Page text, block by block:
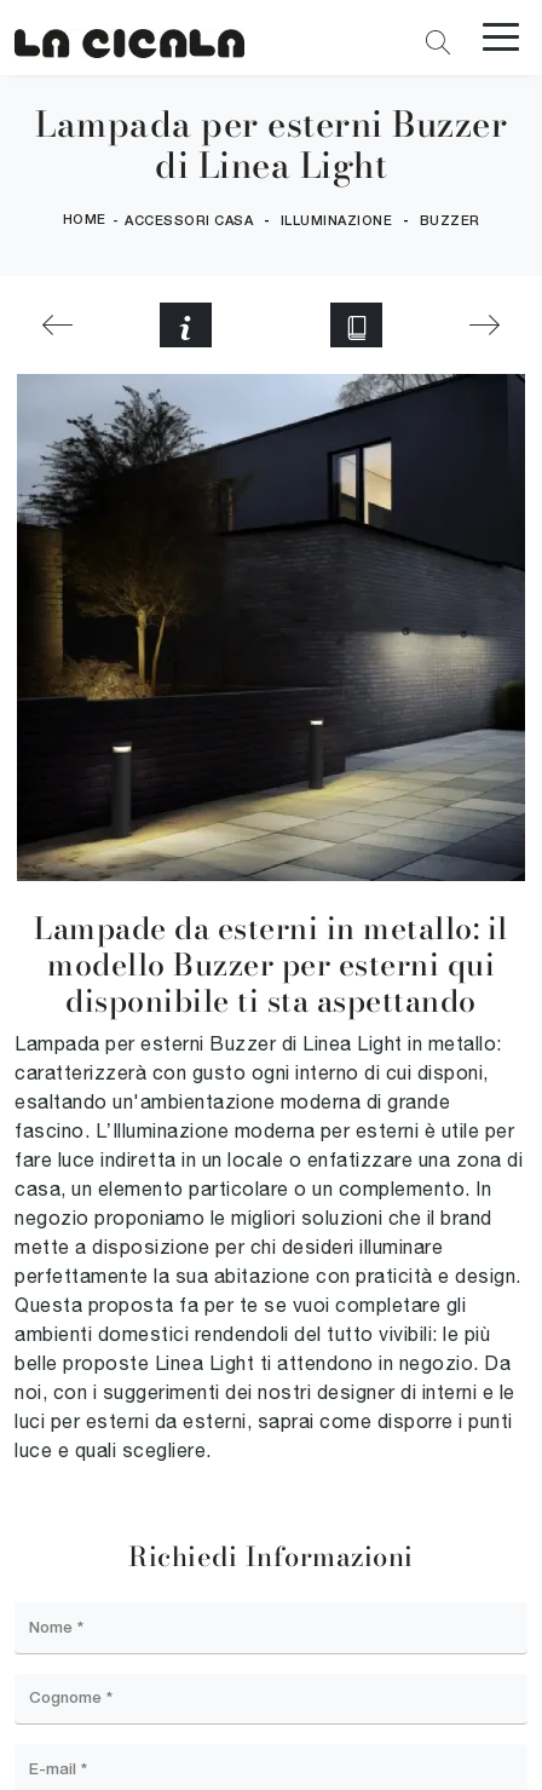
Lampada per esterni Buzzer
di Linea Light
HOME - ACCESSORI CASA - ILLUMINAZIONE - BUZZER
Lampade da esterni in metallo: il
modello Buzzer per esterni qui
disponibile ti sta aspettando
Lampada per esterni Buzzer di Linea Light in metallo:
caratterizzerà con gusto ogni interno di cui disponi,
esaltando un'ambientazione moderna di grande
fascino. L’Illuminazione moderna per esterni è utile per
fare luce indiretta in un locale o enfatizzare una zona di
casa, un elemento particolare o un complemento. In
negozio proponiamo le migliori soluzioni che il brand
mette a disposizione per chi desideri illuminare
perfettamente la sua abitazione con praticità e design.
Questa proposta fa per te se vuoi completare gli
ambienti domestici rendendoli del tutto vivibili: le più
belle proposte Linea Light ti attendono in negozio. Da
noi, con i suggerimenti dei nostri designer di interni e le
luci per esterni da esterni, saprai come disporre i punti
luce e quali scegliere.
Richiedi Informazioni